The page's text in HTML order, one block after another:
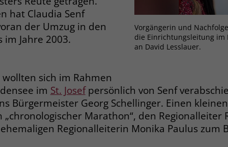
Vorgängerin und
die Einrichtungsleitung im
an David Lesslauer.
hat Claudia Senf
der Umzug in den
im Jahre 2003.
sich im Rahmen
im St. Josefpersönlich von Senf
Bürgermeister Georg Schellinger. Einen
„chronologischer Marathon“, den Regionalleiter
Regionalleiterin Monika Paulus zum
Name PHPSESSID
Anbieter stiftung-liebenau.de
Behält die Zustände des Benutzers bei allen
Seitenanfragen bei.
Name cookie_optin
Zweck
dass Aktionen, die bei späteren Besuchen
derselben Website durchgeführt werden, mit
derselben Benutzerkennung verknüpft
werden.
Name _clsk
Anbieter www.clarity.ms
Laufzeit 1 Jahr